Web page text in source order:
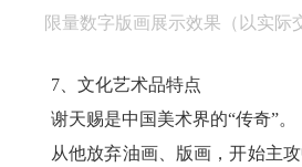
限量数字版画展示效果（以实际
7、文化艺术品特点
谢天赐是中国美术界的“传奇”。
从他放弃油画、版画，开始主